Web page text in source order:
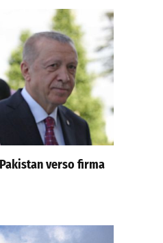
verso firma